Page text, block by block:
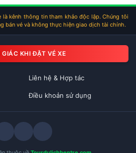
là kênh thông tin tham khảo độc lập. Chúng tôi
bán vé và không thực hiện giao dịch tài chính.
GIÁC KHI ĐẶT VÉ XE
Liên hệ & Hợp tác
Điều khoản sử dụng